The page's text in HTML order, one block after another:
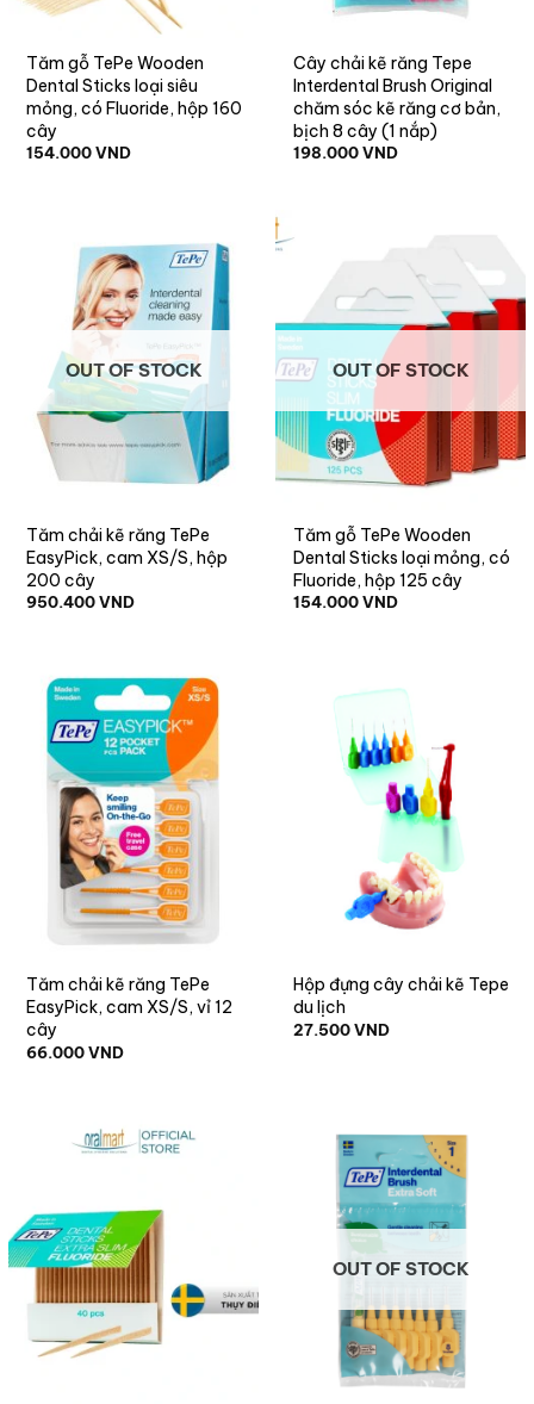
Tăm gỗ TePe Wooden
Dental Sticks loại siêu
mỏng, có Fluoride, hộp 160
cây
154.000VND
Cây chải kẽ răng Tepe
Interdental Brush Original
chăm sóc kẽ răng cơ bản,
bịch 8 cây (1 nắp)
198.000VND
OUT OF STOCK
Tăm chải kẽ răng TePe
EasyPick, cam XS/S, hộp
200 cây
950.400VND
OUT OF STOCK
Tăm gỗ TePe Wooden
Dental Sticks loại mỏng, có
Fluoride, hộp 125 cây
154.000VND
Tăm chải kẽ răng TePe
EasyPick, cam XS/S, vỉ 12
cây
66.000VND
Hộp đựng cây chải kẽ Tepe
du lịch
27.500VND
OUT OF STOCK